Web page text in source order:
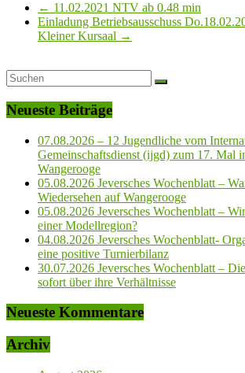
← 11.02.2021 NTV ab 0.48 min
Einladung Betriebsausschuss
Kleiner Kursaal →
Neueste Beiträge
07.08.2026 – 12 Jugendliche vom
Gemeinschaftsdienst (ijgd) zum 17. Mal
Wangerooge
05.08.2026 Jeversches Wochenblatt –
Wiedersehen auf Wangerooge
05.08.2026 Jeversches Wochenblatt –
einer Modellregion?
04.08.2026 Jeversches Wochenblatt-
eine positive Turnierbilanz
30.07.2026 Jeversches Wochenblatt –
sofort über ihre Verhältnisse
Neueste Kommentare
Archiv